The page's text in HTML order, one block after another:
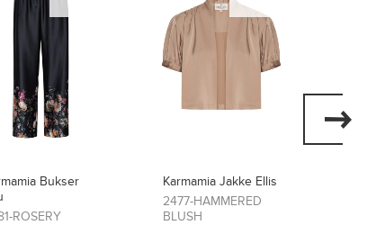
Karmamia Jakke Ellis
BLUSH
Karmamia Kjole Layla
2474-SCARLETT